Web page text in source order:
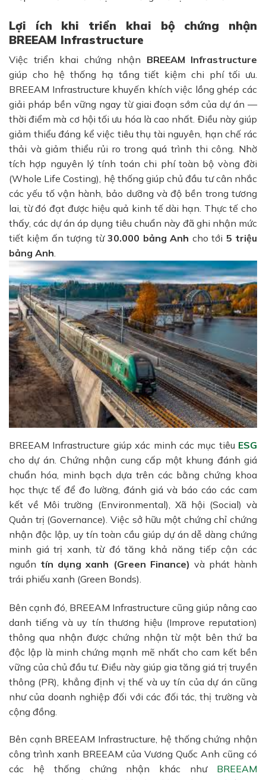
Lợi ích khi triển khai bộ chứng nhận
BREEAM Infrastructure
Việc triển khai chứng nhận BREEAM Infrastructure
giúp cho hệ thống hạ tầng tiết kiệm chi phí tối ưu.
BREEAM Infrastructure khuyến khích việc lồng ghép các
giải pháp bền vững ngay từ giai đoạn sớm của dự án —
thời điểm mà cơ hội tối ưu hóa là cao nhất. Điều này giúp
giảm thiểu đáng kể việc tiêu thụ tài nguyên, hạn chế rác
thải và giảm thiểu rủi ro trong quá trình thi công. Nhờ
tích hợp nguyên lý tính toán chi phí toàn bộ vòng đời
(Whole Life Costing), hệ thống giúp chủ đầu tư cân nhắc
các yếu tố vận hành, bảo dưỡng và độ bền trong tương
lai, từ đó đạt được hiệu quả kinh tế dài hạn. Thực tế cho
thấy, các dự án áp dụng tiêu chuẩn này đã ghi nhận mức
tiết kiệm ấn tượng từ30.000 bảng Anh cho tới 5 triệu
bảng Anh.
BREEAM Infrastructure giúp xác minh các mục tiêu ESG
cho dự án. Chứng nhận cung cấp một khung đánh giá
chuẩn hóa, minh bạch dựa trên các bằng chứng khoa
học thực tế để đo lường, đánh giá và báo cáo các cam
kết về Môi trường (Environmental), Xã hội (Social) và
Quản trị (Governance). Việc sở hữu một chứng chỉ chứng
nhận độc lập, uy tín toàn cầu giúp dự án dễ dàng chứng
minh giá trị xanh, từ đó tăng khả năng tiếp cận các
nguồn tín dụng xanh (Green Finance) và phát hành
trái phiếu xanh (Green Bonds).
Bên cạnh đó, BREEAM Infrastructure cũng giúp nâng cao
danh tiếng và uy tín thương hiệu (Improve reputation)
thông qua nhận được chứng nhận từ một bên thứ ba
độc lập là minh chứng mạnh mẽ nhất cho cam kết bền
vững của chủ đầu tư.Điều này giúp gia tăng giá trị truyền
thông (PR), khẳng định vị thế và uy tín của dự án cũng
như của doanh nghiệp đối với các đối tác, thị trường và
cộng đồng.
Bên cạnh BREEAM Infrastructure, hệ thống chứng nhận
công trình xanh BREEAM của Vương Quốc Anh cũng có
các hệ thống chứng nhận khác như BREEAM